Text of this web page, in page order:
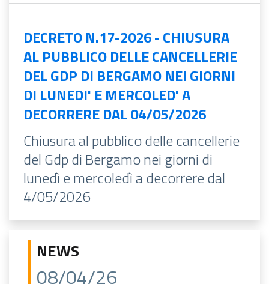
DECRETO N.17-2026 - CHIUSURA
AL PUBBLICO DELLE CANCELLERIE
DEL GDP DI BERGAMO NEI GIORNI
DI LUNEDI' E MERCOLED' A
DECORRERE DAL 04/05/2026
Chiusura al pubblico delle cancellerie
del Gdp di Bergamo nei giorni di
lunedì e mercoledì a decorrere dal
4/05/2026
NEWS
08/04/26